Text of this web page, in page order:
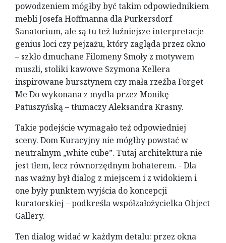
powodzeniem mógłby być takim odpowiednikiem
mebli Josefa Hoffmanna dla Purkersdorf
Sanatorium, ale są tu też luźniejsze interpretacje
genius loci czy pejzażu, który zagląda przez okno
– szkło dmuchane Filomeny Smoły z motywem
muszli, stoliki kawowe Szymona Kellera
inspirowane bursztynem czy mała rzeźba Forget
Me Do wykonana z mydła przez Monikę
Patuszyńską – tłumaczy Aleksandra Krasny.
Takie podejście wymagało też odpowiedniej
sceny. Dom Kuracyjny nie mógłby powstać w
neutralnym „white cube”. Tutaj architektura nie
jest tłem, lecz równorzędnym bohaterem. - Dla
nas ważny był dialog z miejscem i z widokiem i
one były punktem wyjścia do koncepcji
kuratorskiej – podkreśla współzałożycielka Object
Gallery.
Ten dialog widać w każdym detalu: przez okna